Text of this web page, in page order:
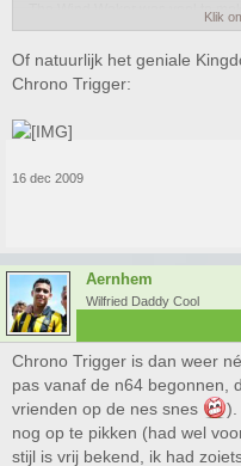
The Wind Waker was veel te
veel te saai... maar toch heb ik
game, zal wel komen door de
Klik
Of natuurlijk het geniale
Chrono Trigger:
16 dec 2009
Aernhem
Wilfried Daddy Cool
Chrono Trigger is dan weer
pas vanaf de n64 begonnen,
vrienden op de nes snes
).
nog op te pikken (had wel
stijl is vrij bekend, ik had